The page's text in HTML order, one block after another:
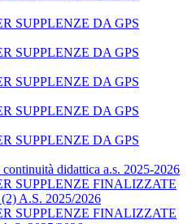
SUPPLENZE DA GPS
SUPPLENZE DA GPS
SUPPLENZE DA GPS
SUPPLENZE DA GPS
SUPPLENZE DA GPS
didattica a.s. 2025-2026
SUPPLENZE FINALIZZATE
A.S. 2025/2026
SUPPLENZE FINALIZZATE